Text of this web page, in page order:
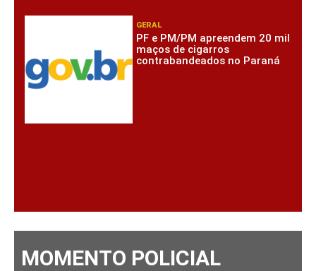
GERAL
PF e PM/PM apreendem 20 mil
maços de cigarros
contrabandeados no Paraná
MOMENTO POLICIAL